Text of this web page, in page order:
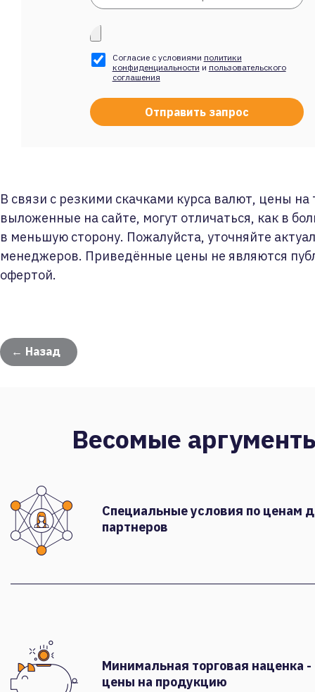
Согласие с условиями политики
конфиденциальности и пользовательского
соглашения
В связи с резкими скачками курса валют, цены на
выложенные на сайте, могут отличаться, как в
в меньшую сторону. Пожалуйста, уточняйте
менеджеров. Приведённые цены не являются
офертой.
← Назад
Весомые
Специальные условия по ценам
партнеров
Минимальная торговая наценка
цены на продукцию